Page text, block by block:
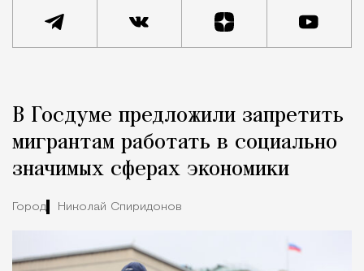
Город
В Госдуме предложили запретить
мигрантам работать в социально
значимых сферах экономики
Город Николай Спиридонов